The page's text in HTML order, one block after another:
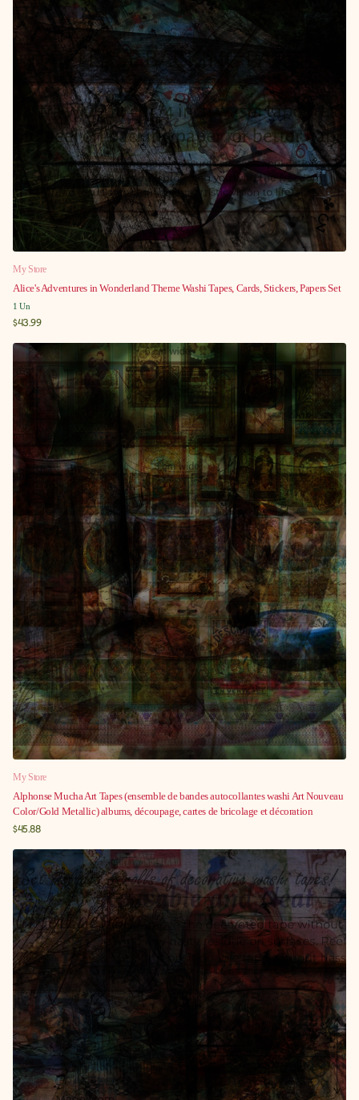
My Store
Alice's Adventures in Wonderland Theme Washi Tapes, Cards, Stickers, Papers Set
1Un
$43.99
My Store
Alphonse Mucha Art Tapes (ensemble de bandes autocollantes washi Art Nouveau
Color/Gold Metallic) albums, découpage, cartes de bricolage et décoration
$45.88